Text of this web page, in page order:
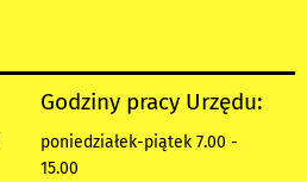
Godziny pracy Urzędu:
poniedziałek-piątek 7.00 -
15.00